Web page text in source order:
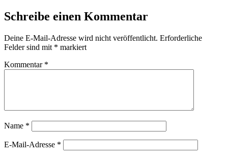
Schreibe einen Kommentar
Deine E-Mail-Adresse wird nicht veröffentlicht. Erforderliche
Felder sind mit * markiert
Kommentar *
Name *
E-Mail-Adresse *